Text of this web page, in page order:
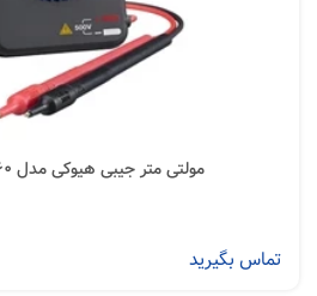
مولتی متر جیبی هیوکی مدل HIOKI 3244-60
تماس بگیرید